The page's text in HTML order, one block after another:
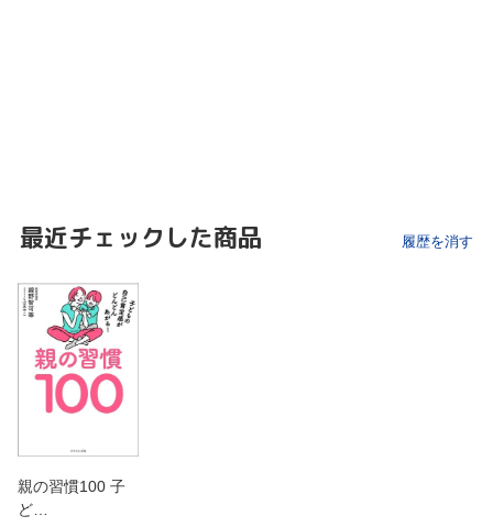
最近チェックした商品 履歴を消す
親の習慣100 子
ど…